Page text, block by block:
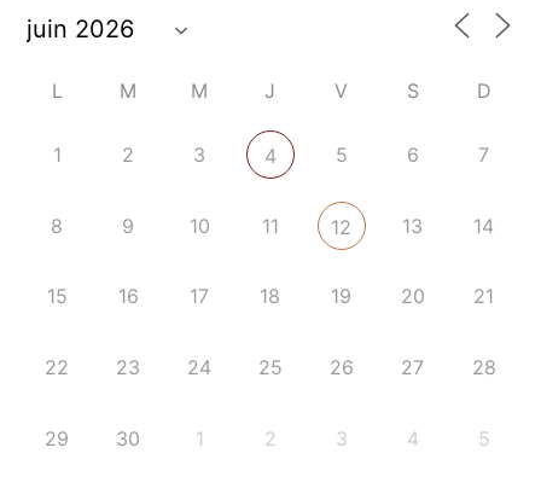
L M M J V S D
1 2 3 4 5 6 7
8 9 10 11 12 13 14
15 16 17 18 19 20 21
22 23 24 25 26 27 28
29 30 1 2 3 4 5